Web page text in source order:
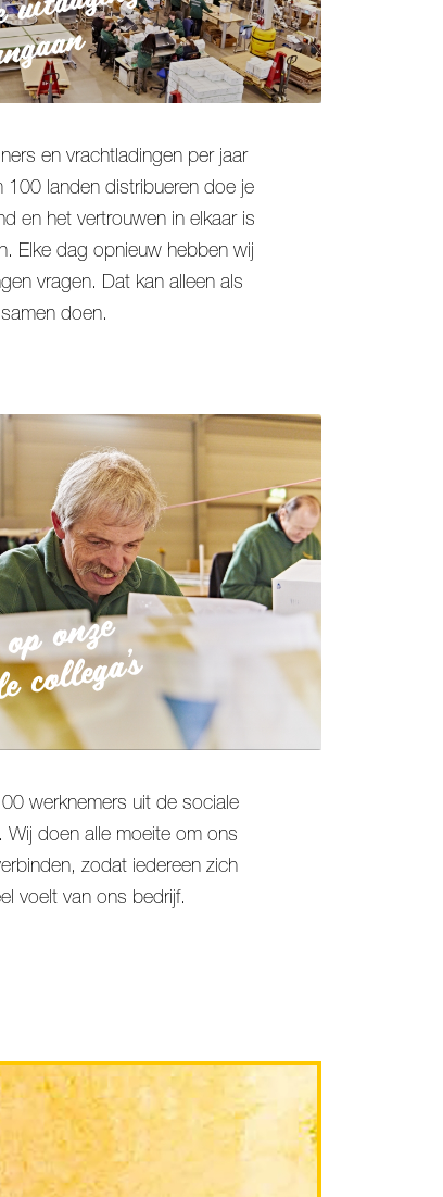
en vrachtladingen per jaar
100 landen distribueren doe je
en het vertrouwen in elkaar is
Elke dag opnieuw hebben wij
vragen. Dat kan alleen als
doen.
onze
collega’s
werknemers uit de sociale
Wij doen alle moeite om ons
zodat iedereen zich
voelt van ons bedrijf.